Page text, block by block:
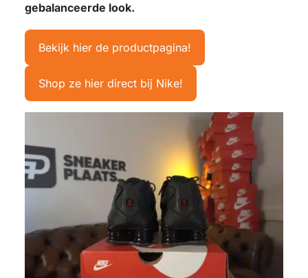
gebalanceerde look.
Bekijk hier de productpagina!
Shop ze hier direct bij Nike!